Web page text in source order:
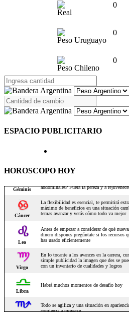
Real
0
Peso Uruguayo
0
Peso Chileno
0
ESPACIO PUBLICITARIO
HOROSCOPO HOY